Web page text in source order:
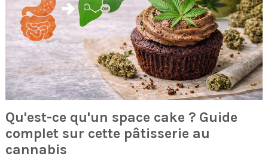
Qu'est-ce qu'un space cake ? Guide
complet sur cette pâtisserie au
cannabis